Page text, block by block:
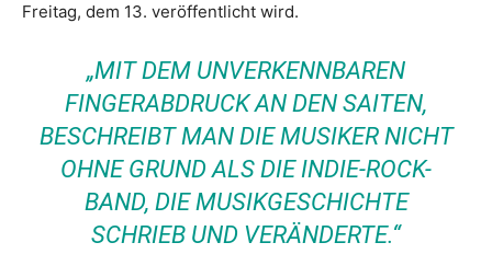
Freitag, dem 13. veröffentlicht wird.
„MIT DEM UNVERKENNBAREN
FINGERABDRUCK AN DEN SAITEN,
BESCHREIBT MAN DIE MUSIKER NICHT
OHNE GRUND ALS DIE INDIE-ROCK-
BAND, DIE MUSIKGESCHICHTE
SCHRIEB UND VERÄNDERTE.“